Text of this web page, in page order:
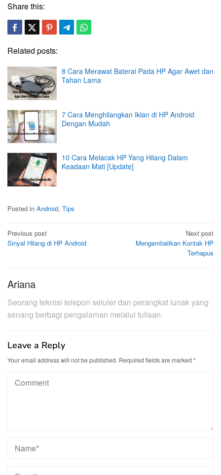
Share this:
Related posts:
8 Cara Merawat Baterai Pada HP Agar Awet dan
Tahan Lama
7 Cara Menghilangkan Iklan di HP Android
Dengan Mudah
10 Cara Melacak HP Yang Hilang Dalam
Keadaan Mati [Update]
Posted in Android, Tips
Post
navigation
Previous post
Sinyal Hilang di HP Android
Next post
Mengembalikan Kontak HP
Terhapus
Ariana
Seorang teknisi telepon seluler dan perangkat lunak yang
senang berbagi pengalaman melalui tulisan.
Leave a Reply
Your email address will not be published. Required fields are marked *